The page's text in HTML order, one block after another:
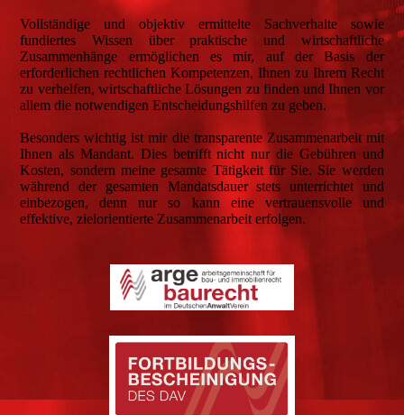
Vollständige und objektiv ermittelte Sachverhalte sowie
fundiertes Wissen über praktische und wirtschaftliche
Zusammenhänge ermöglichen es mir, auf der Basis der
erforderlichen rechtlichen Kompetenzen, Ihnen zu Ihrem Recht
zu verhelfen, wirtschaftliche Lösungen zu finden und Ihnen vor
allem die notwendigen Entscheidungshilfen zu geben.
Besonders wichtig ist mir die transparente Zusammenarbeit mit
Ihnen als Mandant. Dies betrifft nicht nur die Gebühren und
Kosten, sondern meine gesamte Tätigkeit für Sie. Sie werden
während der gesamten Mandatsdauer stets unterrichtet und
einbezogen, denn nur so kann eine vertrauensvolle und
effektive, zielorientierte Zusammenarbeit erfolgen.